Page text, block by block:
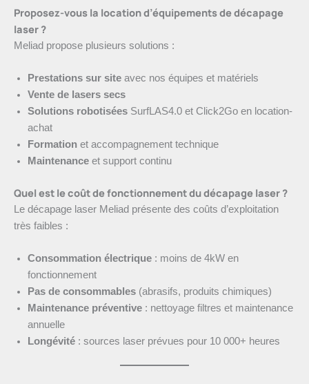
Proposez-vous la location d’équipements de décapage
laser ?
Meliad propose plusieurs solutions :
Prestations sur site avec nos équipes et matériels
Vente de lasers secs
Solutions robotisées SurfLAS4.0 et Click2Go en location-
achat
Formation et accompagnement technique
Maintenance et support continu
Quel est le coût de fonctionnement du décapage laser ?
Le décapage laser Meliad présente des coûts d’exploitation
très faibles :
Consommation électrique : moins de 4kW en
fonctionnement
Pas de consommables (abrasifs, produits chimiques)
Maintenance préventive : nettoyage filtres et maintenance
annuelle
Longévité : sources laser prévues pour 10 000+ heures